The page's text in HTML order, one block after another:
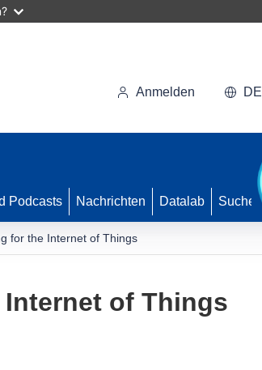
Anmelden DE
Podcasts Nachrichten Datalab Suche
for the Internet of Things
of Things